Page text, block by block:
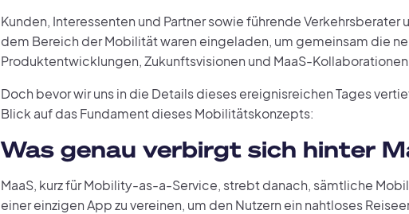
Kunden, Interessenten und Partner sowie führende Verkehrsberater
dem Bereich der Mobilität waren eingeladen, um gemeinsam die
Produktentwicklungen, Zukunftsvisionen und MaaS-Kollaborationen
Doch bevor wir uns in die Details dieses ereignisreichen Tages
Blick auf das Fundament dieses Mobilitätskonzepts:
Was genau verbirgt sich hinter
MaaS, kurz für Mobility-as-a-Service, strebt danach, sämtliche
einer einzigen App zu vereinen, um den Nutzern ein nahtloses